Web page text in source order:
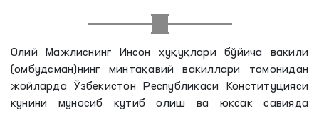
Олий Мажлиснинг Инсон ҳуқуқлари бўйича вакили
(омбудсман)нинг минтақавий вакиллари томонидан
жойларда Ўзбекистон Республикаси Конституцияси
кунини муносиб кутиб олиш ва юксак савияда